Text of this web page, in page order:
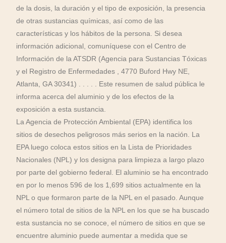
de la dosis, la duración y el tipo de exposición, la presencia
de otras sustancias químicas, así como de las
características y los hábitos de la persona. Si desea
información adicional, comuníquese con el Centro de
Información de la ATSDR (Agencia para Sustancias Tóxicas
y el Registro de Enfermedades , 4770 Buford Hwy NE,
Atlanta, GA 30341) . . . . . Este resumen de salud pública le
informa acerca del aluminio y de los efectos de la
exposición a esta sustancia.
La Agencia de Protección Ambiental (EPA) identifica los
sitios de desechos peligrosos más serios en la nación. La
EPA luego coloca estos sitios en la Lista de Prioridades
Nacionales (NPL) y los designa para limpieza a largo plazo
por parte del gobierno federal. El aluminio se ha encontrado
en por lo menos 596 de los 1,699 sitios actualmente en la
NPL o que formaron parte de la NPL en el pasado. Aunque
el número total de sitios de la NPL en los que se ha buscado
esta sustancia no se conoce, el número de sitios en que se
encuentre aluminio puede aumentar a medida que se